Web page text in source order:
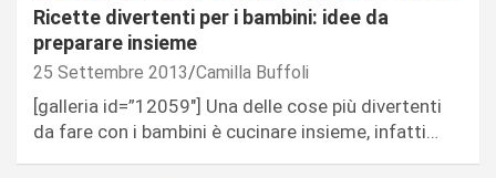
Ricette divertenti per i bambini: idee da
preparare insieme
25 Settembre 2013 Camilla Buffoli
[galleria id=”12059″] Una delle cose più divertenti
da fare con i bambini è cucinare insieme, infatti…